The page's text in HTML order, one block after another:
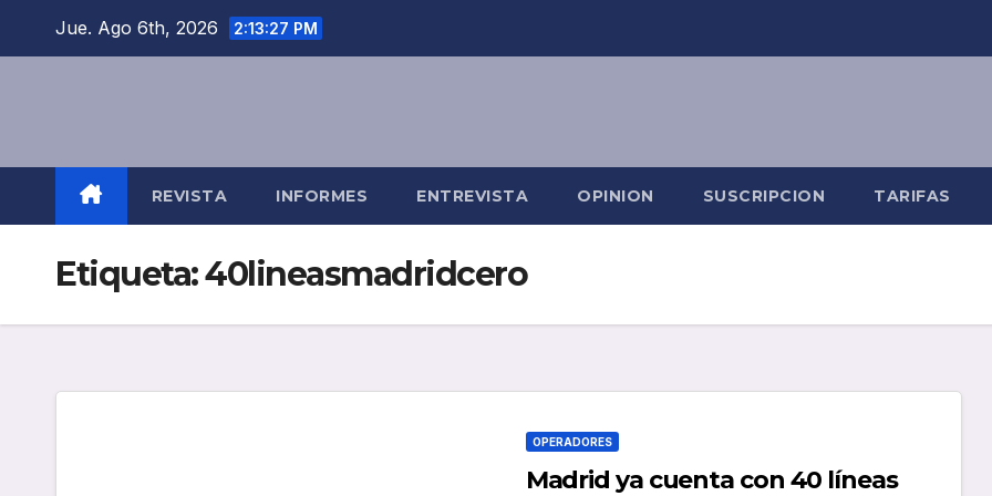
Jue. Ago 6th, 2026 2:13:27 PM
REVISTA INFORMES ENTREVISTA OPINION SUSCRIPCION TARIFAS
Etiqueta:40lineasmadridcero
OPERADORES
Madrid ya cuenta con 40 líneas